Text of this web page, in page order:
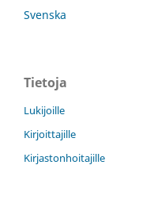
Svenska
Tietoja
Lukijoille
Kirjoittajille
Kirjastonhoitajille